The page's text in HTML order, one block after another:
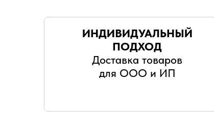
ИНДИВИДУАЛЬНЫЙ
ПОДХОД
Доставка товаров
для ООО и ИП